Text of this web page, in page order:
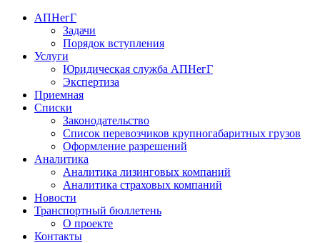
АПНегГ
Задачи
Порядок вступления
Услуги
Юридическая служба АПНегГ
Экспертиза
Приемная
Списки
Законодательство
Список перевозчиков крупногабаритных грузов
Оформление разрешений
Аналитика
Аналитика лизинговых компаний
Aналитика страховых компаний
Новости
Транспортный бюллетень
О проекте
Контакты